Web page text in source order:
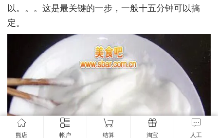
以。。。这是最关键的一步，一般十五分钟可以搞
定。­
熊店 帐户 结算 淘宝 人工